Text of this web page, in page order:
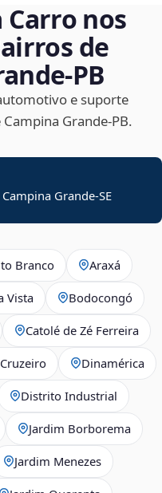
nos
de
e suporte
Grande‑PB.
Campina Grande-SE
Branco Araxá
Vista Bodocongó
Catolé de Zé Ferreira
Cruzeiro Dinamérica
Distrito Industrial
Jardim Borborema
Jardim Menezes